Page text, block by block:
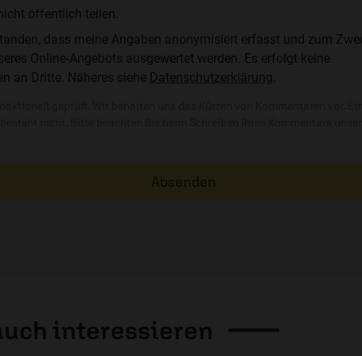
öffentlich teilen.
dass meine Angaben anonymisiert erfasst und zum
Online-Angebots ausgewertet werden. Es erfolgt keine
an Dritte. Näheres siehe Datenschutzerklärung
Absenden
interessieren